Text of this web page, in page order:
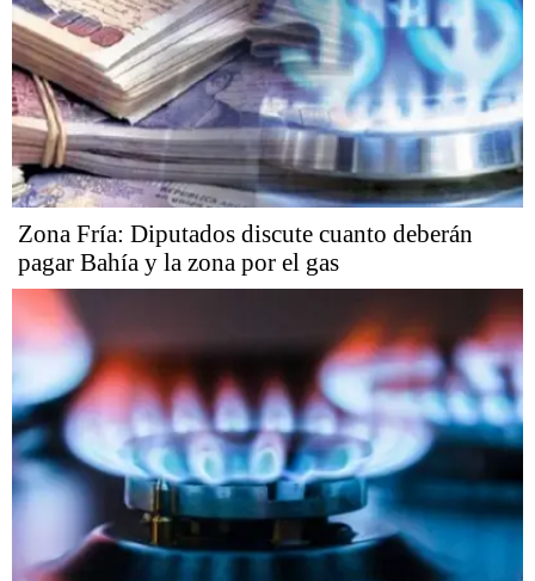
Zona Fría: Diputados discute cuanto deberán
pagar Bahía y la zona por el gas